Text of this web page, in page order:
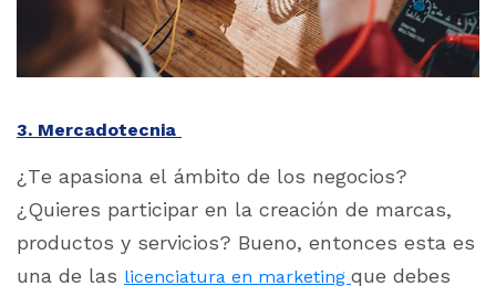
3. Mercadotecnia
¿Te apasiona el ámbito de los negocios?
¿Quieres participar en la creación de marcas,
productos y servicios? Bueno, entonces esta es
una de las licenciatura en marketing que debes